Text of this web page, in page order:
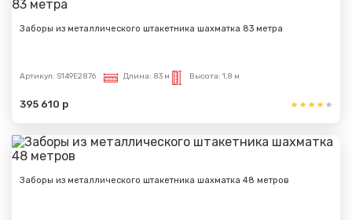
Заборы из металлического штакетника шахматка 83 метра
Артикул: S149E2876 Длина: 83 м Высота: 1,8 м
395 610 р
Заборы из металлического штакетника шахматка 48 метров